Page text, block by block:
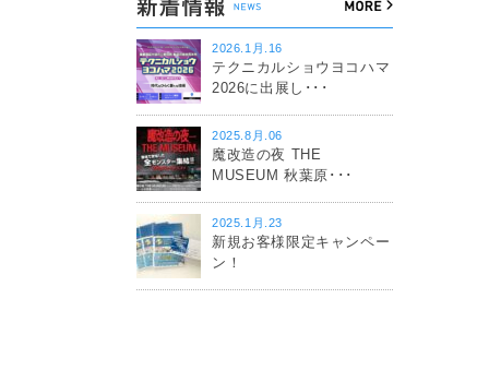
2026.1月.16
テクニカルショウヨコハマ
2026に出展し･･･
2025.8月.06
魔改造の夜 THE
MUSEUM 秋葉原･･･
2025.1月.23
新規お客様限定キャンペー
ン！